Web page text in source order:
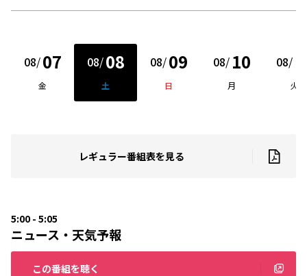
08/07
金
08/08
土
08/09
日
08/ 10
月
08/
火
レギュラー番組表を見る
5:00 - 5:05
ニュース・天気予報
この番組を聴く